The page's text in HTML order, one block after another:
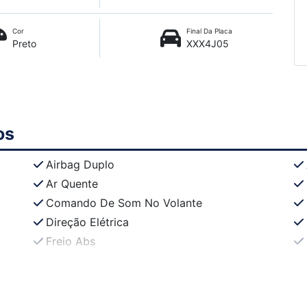
Cor
Preto
Final Da Placa
XXX4J05
Airbag Duplo
Ar Quente
Comando De Som No Volante
Direção Elétrica
Freio Abs